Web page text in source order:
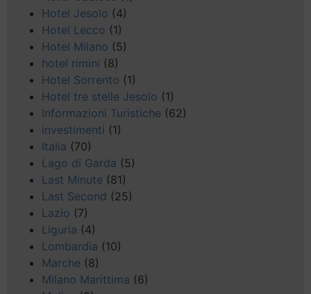
Hotel Jesolo (4)
Hotel Lecco (1)
Hotel Milano (5)
hotel rimini (8)
Hotel Sorrento (1)
Hotel tre stelle Jesolo (1)
Informazioni Turistiche (62)
investimenti (1)
Italia (70)
Lago di Garda (5)
Last Minute (81)
Last Second (25)
Lazio (7)
Liguria (4)
Lombardia (10)
Marche (8)
Milano Marittima (6)